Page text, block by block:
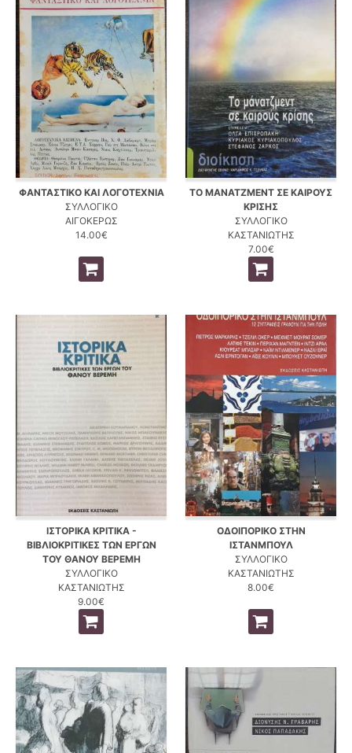
ΦΑΝΤΑΣΤΙΚΟ ΚΑΙ ΛΟΓΟΤΕΧΝΙΑ
ΣΥΛΛΟΓΙΚΟ
ΑΙΓΟΚΕΡΩΣ
14.00€
ΤΟ ΜΑΝΑΤΖΜΕΝΤ ΣΕ ΚΑΙΡΟΥΣ
ΚΡΙΣΗΣ
ΣΥΛΛΟΓΙΚΟ
ΚΑΣΤΑΝΙΩΤΗΣ
7.00€
ΙΣΤΟΡΙΚΑ ΚΡΙΤΙΚΑ -
ΒΙΒΛΙΟΚΡΙΤΙΚΕΣ ΤΩΝ ΕΡΓΩΝ
ΤΟΥ ΘΑΝΟΥ ΒΕΡΕΜΗ
ΣΥΛΛΟΓΙΚΟ
ΚΑΣΤΑΝΙΩΤΗΣ
9.00€
ΟΔΟΙΠΟΡΙΚΟ ΣΤΗΝ
ΙΣΤΑΝΜΠΟΥΛ
ΣΥΛΛΟΓΙΚΟ
ΚΑΣΤΑΝΙΩΤΗΣ
8.00€